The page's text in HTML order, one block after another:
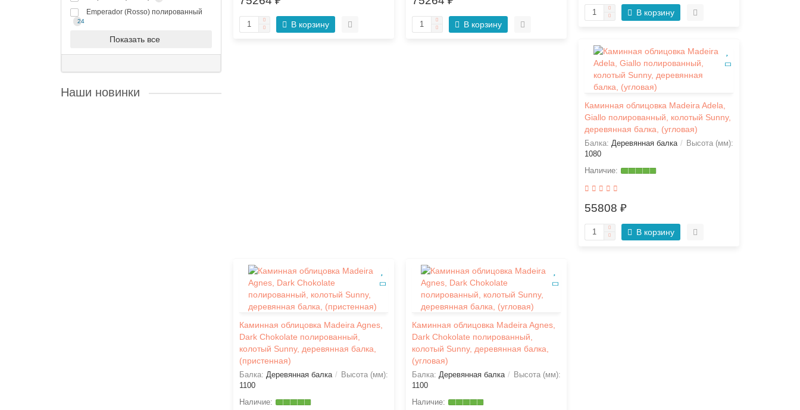
Emperador (Rosso) полированный
24
Показать все
Наши новинки
В корзину В корзину
В корзину
Каминная облицовка Madeira Adela,
Giallo полированный, колотый Sunny,
деревянная балка, (угловая)
Балка: Деревянная балка
Высота (мм):
1080
55808 ₽
В корзину
Каминная облицовка Madeira Agnes,
Dark Chokolate полированный,
колотый Sunny, деревянная балка,
(пристенная)
Балка: Деревянная балка
Высота (мм):
1100
Каминная облицовка Madeira Agnes,
Dark Chokolate полированный,
колотый Sunny, деревянная балка,
(угловая)
Балка: Деревянная балка
Высота (мм):
1100